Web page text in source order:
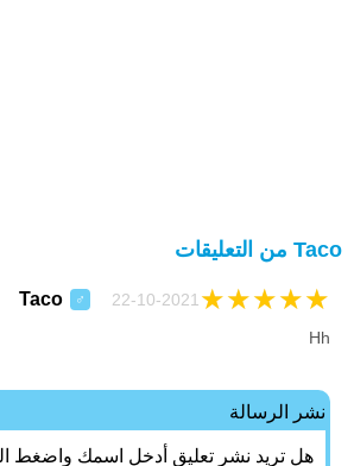
Taco من التعليقات
Taco ♂ 22-10-2021 ★
★
★
★
★
Hh
نشر الرسالة
هل تريد نشر تعليق أدخل اسمك واضغط